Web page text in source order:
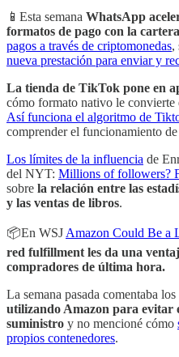
📱Esta semana WhatsApp
formatos de pago con la
pagos a través de criptomonedas,
nueva prestación para enviar y
La tienda de TikTok pone en
cómo formato nativo le convierte
Así funciona el algoritmo de
comprender el funcionamiento
Los límites de la influencia de
del NYT: Millions of followers?
sobre la relación entre las
y las ventas de libros.
📦En WSJ Amazon Could Be a
red fulfillment les da una
compradores de última hora.
La semana pasada comentaba los
utilizando Amazon para evitar
suministro y no mencioné cómo
propios contenedores.